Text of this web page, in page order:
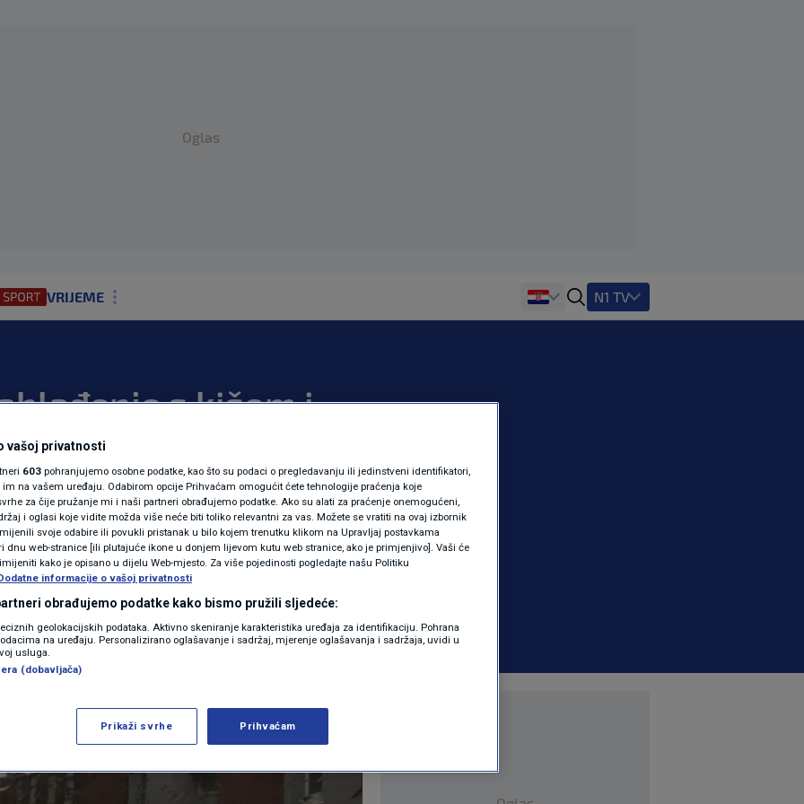
Oglas
VRIJEME
MAGAZIN
KOLUMNE
N1(DIS)INFO
KLIMATSKE PROMJENE
FOTO
VIDEO
N1 TV
s kišom i
moguć i snijeg
06:35 VRIJEME | 0 komentara
Više
vašoj privatnosti
603 pohranjujemo osobne podatke, kao što su podaci o pregledavanju ili jedinstveni identifikatori,
na vašem uređaju. Odabirom opcije Prihvaćam omogućit ćete tehnologije praćenja koje
za čije pružanje mi i naši partneri obrađujemo podatke. Ako su alati za praćenje onemogućeni,
i oglasi koje vidite možda više neće biti toliko relevantni za vas. Možete se vratiti na ovaj izbornik
svoje odabire ili povukli pristanak u bilo kojem trenutku klikom na Upravljaj postavkama
dnu web-stranice [ili plutajuće ikone u donjem lijevom kutu web stranice, ako je primjenjivo]. Vaši će
kako je opisano u dijelu Web-mjesto. Za više pojedinosti pogledajte našu Politiku
informacije o vašoj privatnosti
obrađujemo podatke kako bismo pružili sljedeće:
geolokacijskih podataka. Aktivno skeniranje karakteristika uređaja za identifikaciju. Pohrana
na uređaju. Personalizirano oglašavanje i sadržaj, mjerenje oglašavanja i sadržaja, uvidi u
usluga.
(dobavljača)
Prikaži svrhe Prihvaćam